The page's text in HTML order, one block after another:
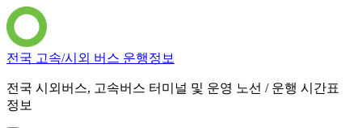
전국 고속/시외 버스 운행정보
전국 시외버스, 고속버스 터미널 및 운영 노선 / 운행 시간표
정보